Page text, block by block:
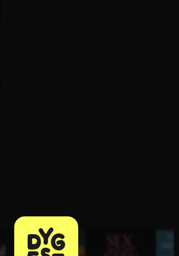
photo, pointe sur le code. C'est gratuit à